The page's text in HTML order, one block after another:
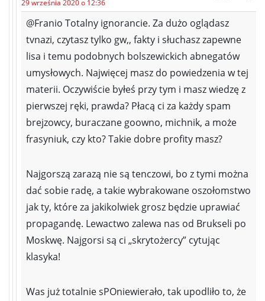
29 września 2020 o 12:36
@Franio Totalny ignorancie. Za dużo oglądasz
tvnazi, czytasz tylko gw,, fakty i słuchasz zapewne
lisa i temu podobnych bolszewickich abnegatów
umysłowych. Najwięcej masz do powiedzenia w tej
materii. Oczywiście byłeś przy tym i masz wiedzę z
pierwszej ręki, prawda? Płacą ci za każdy spam
brejzowcy, buraczane goowno, michnik, a może
frasyniuk, czy kto? Takie dobre profity masz?
Najgorszą zarazą nie są tenczowi, bo z tymi można
dać sobie radę, a takie wybrakowane oszołomstwo
jak ty, które za jakikolwiek grosz będzie uprawiać
propagandę. Lewactwo zalewa nas od Brukseli po
Moskwę. Najgorsi są ci „skrytożercy” cytując
klasyka!
Was już totalnie sPOniewierało, tak upodliło to, że